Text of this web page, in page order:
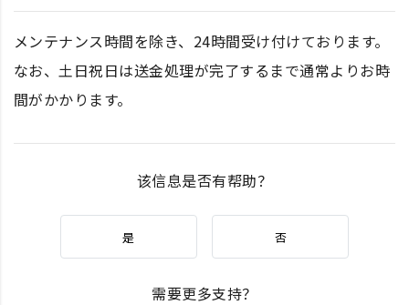
メンテナンス時間を除き、24時間受け付けております。
なお、土日祝日は送金処理が完了するまで通常よりお時
間がかかります。
该信息是否有帮助？
是 否
需要更多支持？